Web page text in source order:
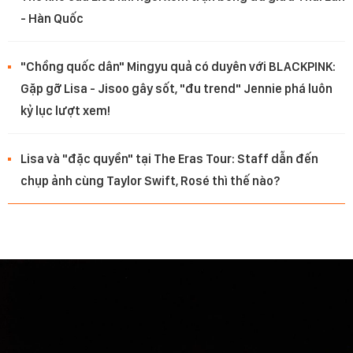
- Hàn Quốc
"Chồng quốc dân" Mingyu quả có duyên với BLACKPINK:
Gặp gỡ Lisa - Jisoo gây sốt, "đu trend" Jennie phá luôn
kỷ lục lượt xem!
Lisa và "đặc quyền" tại The Eras Tour: Staff dẫn đến
chụp ảnh cùng Taylor Swift, Rosé thì thế nào?